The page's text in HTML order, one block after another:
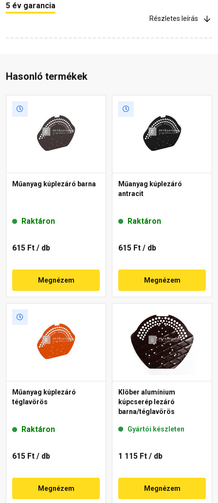
5 év garancia
Részletes leírás
Hasonló termékek
Műanyag kúplezáró barna
Raktáron
615 Ft / db
Megnézem
Műanyag kúplezáró
antracit
Raktáron
615 Ft / db
Megnézem
Műanyag kúplezáró
téglavörös
Raktáron
615 Ft / db
Megnézem
Klöber alumínium
kúpcserép lezáró
barna/téglavörös
Gyártói készleten
1 115 Ft / db
Megnézem